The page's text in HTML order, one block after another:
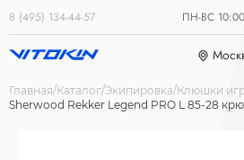
8 (495) 134-44-57 ПН-ВС
Главная Каталог Экипировка Клюшки
Sherwood Rekker Legend PRO L 85-28